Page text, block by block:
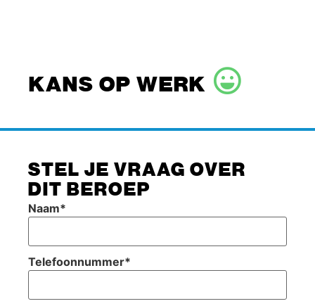
KANS OP WERK
STEL JE VRAAG OVER
DIT BEROEP
Naam*
Telefoonnummer*